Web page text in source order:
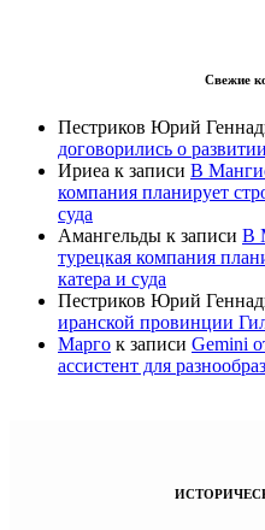
Свежие
Пестриков Юрий
договорились о
Ириеа к записи В
компания планирует
суда
Амангельды к записи В
турецкая компания
катера и суда
Пестриков Юрий
иранской провинции
Марго к записи Gemini
ассистент для